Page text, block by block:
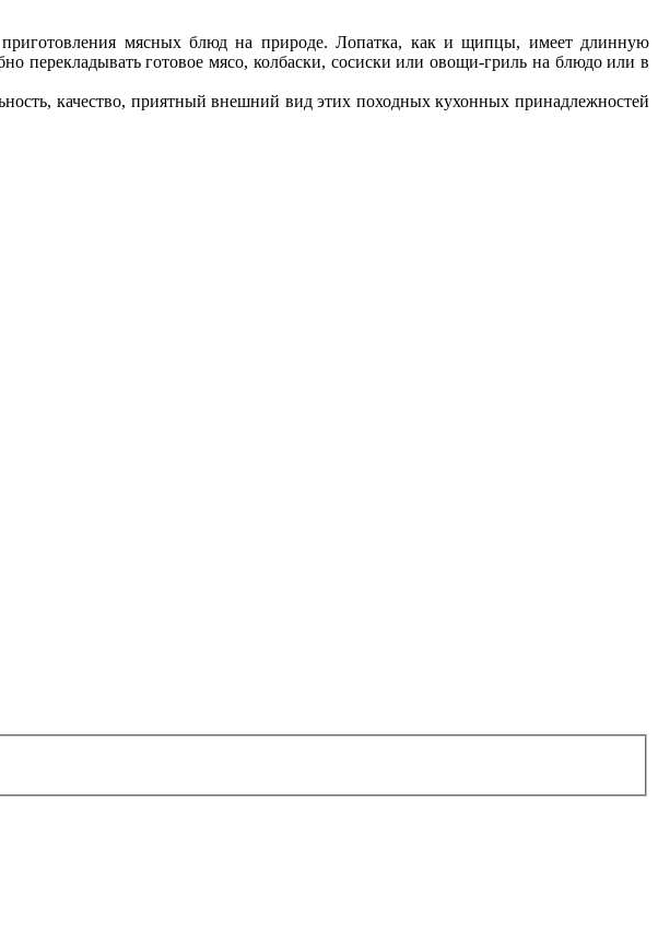
мясных блюд на природе. Лопатка, как и щипцы, имеет длинную
перекладывать готовое мясо, колбаски, сосиски или овощи-гриль на блюдо или в
качество, приятный внешний вид этих походных кухонных принадлежностей